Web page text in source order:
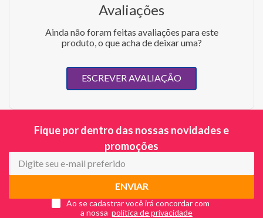
Avaliações
Ainda não foram feitas avaliações para este
produto, o que acha de deixar uma?
ESCREVER AVALIAÇÃO
Fique por dentro das nossas novidades e
promoções
ENVIAR
Ao se cadastrar você irá concordar com
a nossa